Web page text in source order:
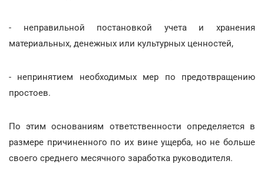
- неправильной постановкой учета и хранения
материальных, денежных или культурных ценностей,
- непринятием необходимых мер по предотвращению
простоев.
По этим основаниям ответственности определяется в
размере причиненного по их вине ущерба, но не больше
своего среднего месячного заработка руководителя.